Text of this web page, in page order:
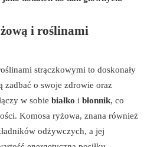
i roślinami
strączkowymi to doskonały
o swoje zdrowie oraz
w sobie białko i błonnik, co
Komosa ryżowa, znana również
odżywczych, a jej